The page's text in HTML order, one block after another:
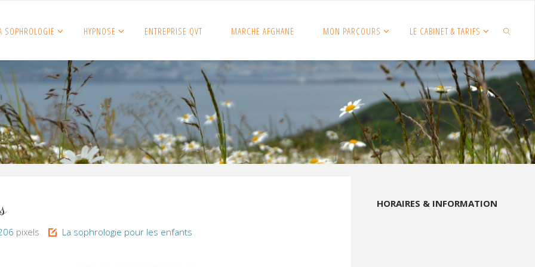
SOPHROLOGIE HYPNOSE ENTREPRISE QVT MARCHE AFGHANE MON PARCOURS LE CABINET & TARIFS
SEARCH
pixels La sophrologie pour les enfants
HORAIRES & INFORMATION